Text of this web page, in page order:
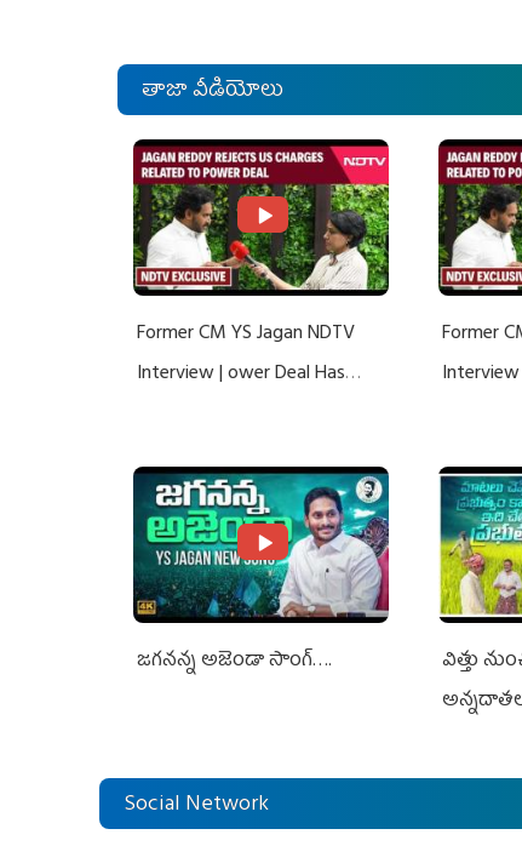
తాజా వీడియోలు
Former CM YS Jagan NDTV
Interview | ower Deal Has
Former
జగనన్న అజెండా సాంగ్….
విత్తు
Social Network